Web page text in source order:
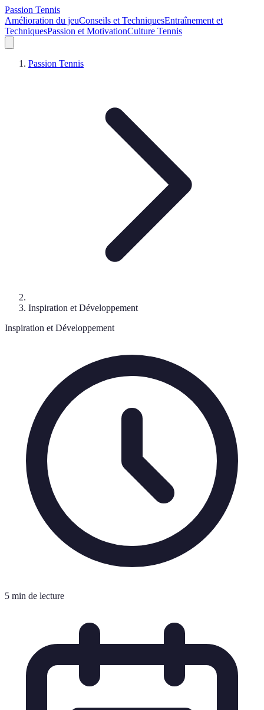
Passion Tennis
Amélioration du jeuConseils et TechniquesEntraînement et
TechniquesPassion et MotivationCulture Tennis
Passion Tennis
Inspiration et Développement
Inspiration et Développement
5 min de lecture